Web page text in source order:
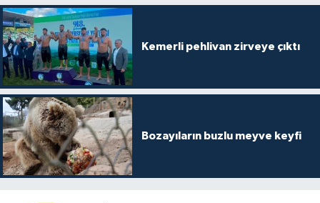
Kemerli pehlivan zirveye çıktı
Bozayıların buzlu meyve keyfi